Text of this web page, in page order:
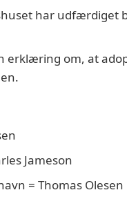
har udfærdiget
erklæring om, at
Jameson
= Thomas Olesen